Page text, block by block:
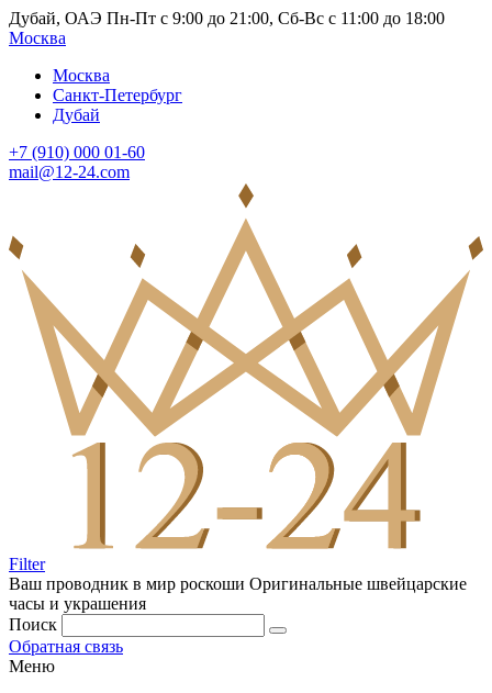
Дубай, ОАЭ Пн-Пт с 9:00 до 21:00, Сб-Вс с 11:00 до 18:00
Москва
Москва
Санкт-Петербург
Дубай
+7 (910) 000 01-60
mail@12-24.com
Filter
Ваш проводник в мир роскоши Оригинальные швейцарские
часы и украшения
Поиск
Обратная связь
Меню